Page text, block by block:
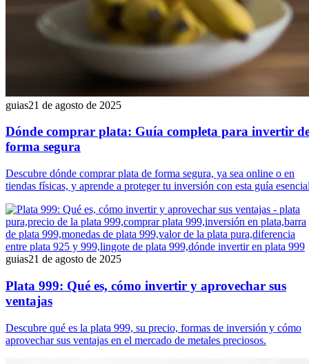
guias21 de agosto de 2025
Dónde comprar plata: Guía completa para invertir
forma segura
Descubre dónde comprar plata de forma segura, ya sea online o en
tiendas físicas, y aprende a proteger tu inversión con esta guía
guias21 de agosto de 2025
Plata 999: Qué es, cómo invertir y aprovechar sus
ventajas
Descubre qué es la plata 999, su precio, formas de inversión y cómo
aprovechar sus ventajas en el mercado de metales preciosos.